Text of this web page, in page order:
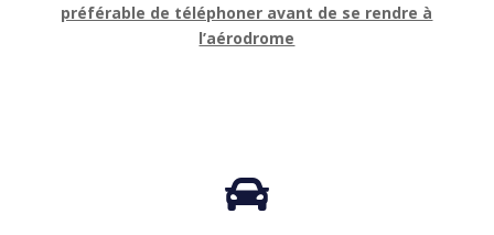
préférable de téléphoner avant de se rendre à
l’aérodrome
